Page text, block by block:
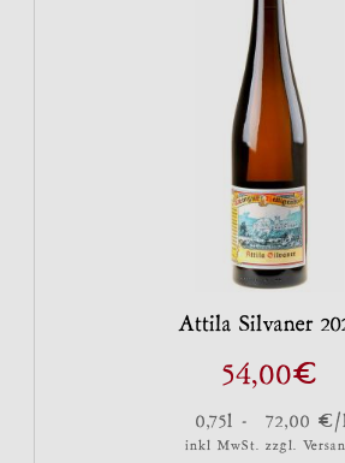
Attila Silvaner
54,00€
0,75l - 72,00 €
inkl MwSt. zzgl.